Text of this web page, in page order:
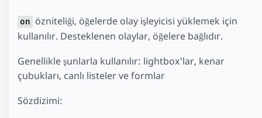
on özniteliği, öğelerde olay işleyicisi yüklemek için
kullanılır. Desteklenen olaylar, öğelere bağlıdır.
Genellikle şunlarla kullanılır: lightbox'lar, kenar
çubukları, canlı listeler ve formlar
Sözdizimi: